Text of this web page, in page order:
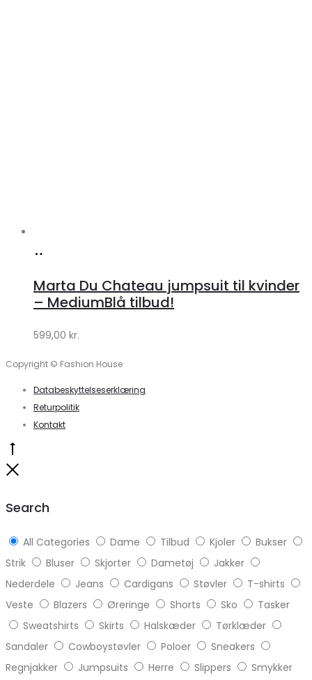
Klædeskabet.dk
Marta Du Chateau jumpsuit til kvinder
– MediumBlå tilbud!
599,00 kr.
Copyright © Fashion House
Databeskyttelseserklæring
Returpolitik
Kontakt
Search
All Categories Dame Tilbud Kjoler
Bukser
Strik
Bluser Skjorter Dametøj
Jakker
Nederdele
Jeans Cardigans Støvler
T-shirts
Veste
Blazers Øreringe Shorts Sko
Tasker
Sweatshirts
Skirts Halskæder
Tørklæder
Sandaler
Cowboystøvler Poloer
Sneakers
Regnjakker
Jumpsuits Herre Slippers
Smykker